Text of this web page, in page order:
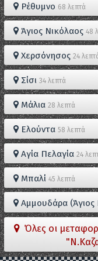
Ρέθυμνο 68 λεπτά
Άγιος Νικόλαος 48
Χερσόνησος 24
Σίσι 34 λεπτά
Μάλια 28 λεπτά
Ελούντα 58 λεπτά
Αγία Πελαγία 24
Μπαλί 45 λεπτά
Αμμουδάρα (Άγιος
Όλες οι